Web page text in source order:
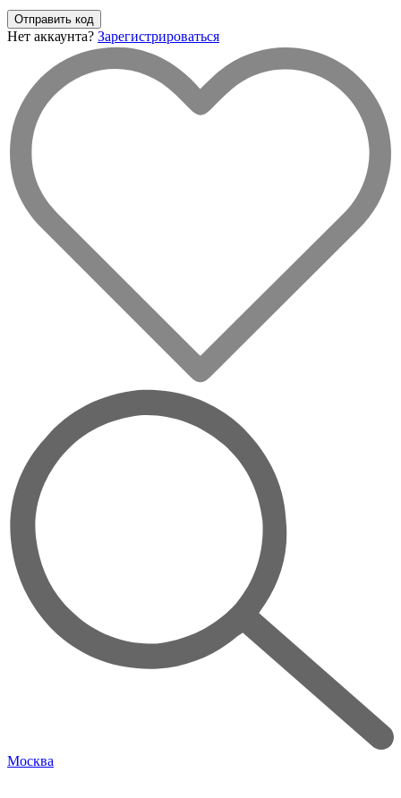
Отправить код
Нет аккаунта? Зарегистрироваться
Москва